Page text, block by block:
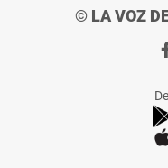
© LA VOZ